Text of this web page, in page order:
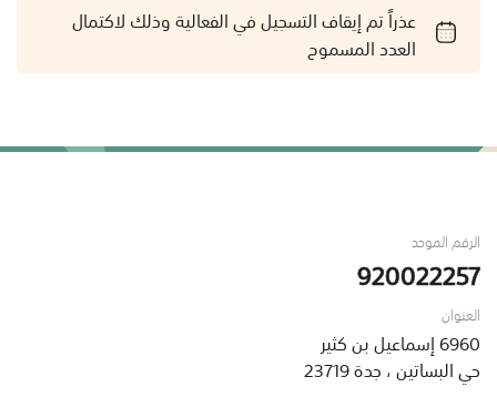
عذراً تم إيقاف التسجيل في الفعالية وذلك لاكتمال
العدد المسموح
الرقم الموحد
920022257
العنوان
6960 إسماعيل بن كثير
حي البساتين ، جدة 23719